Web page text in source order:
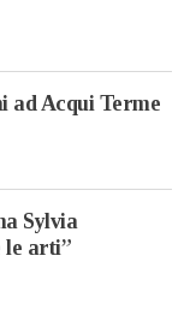
ad Acqui Terme
Sylvia
le arti”